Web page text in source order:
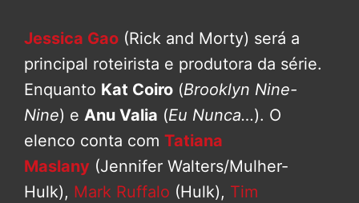
Jessica Gao (Rick and Morty) será a
principal roteirista e produtora da série.
Enquanto Kat Coiro (Brooklyn Nine-
Nine) e Anu Valia (Eu Nunca…). O
elenco conta com Tatiana
Maslany (Jennifer Walters/Mulher-
Hulk), Mark Ruffalo (Hulk), Tim